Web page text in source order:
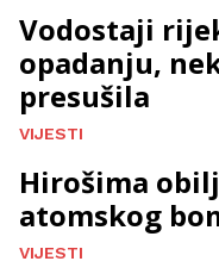
Vodostaji
opadanju,
presušila
VIJESTI
Hirošima
atomskog
VIJESTI